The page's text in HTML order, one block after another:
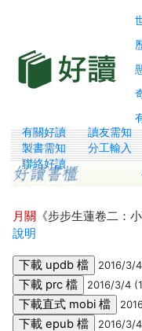
有關好讀 讀友需知
製書需知
分工輸入
聯絡好讀
月關 《步步生蓮卷二：
說明
2016/3/
2016/3/4
2016/3/